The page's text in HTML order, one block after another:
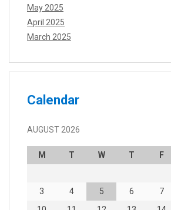
May 2025
April 2025
March 2025
Calendar
AUGUST 2026
M T W T F
3
4 5 6 7